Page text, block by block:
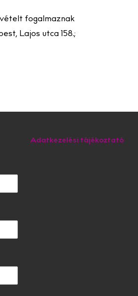
fogalmaznak
Lajos utca 158.;
Adatkezelési tájékoztató